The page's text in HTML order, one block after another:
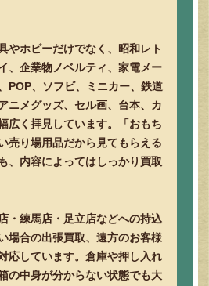
やホビーだけでなく、昭和レト
、企業物ノベルティ、家電メー
POP、ソフビ、ミニカー、鉄道
ニメグッズ、セル画、台本、カ
広く拝見しています。「おもち
売り場用品だから見てもらえる
、内容によってはしっかり買取
・練馬店・足立店などへの持込
場合の出張買取、遠方のお客様
応しています。倉庫や押し入れ
の中身が分からない状態でも大